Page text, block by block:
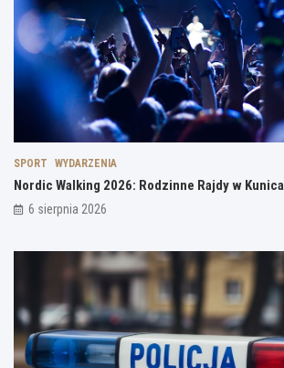
SPORT WYDARZENIA
Nordic Walking 2026: Rodzinne Rajdy w
6 sierpnia 2026